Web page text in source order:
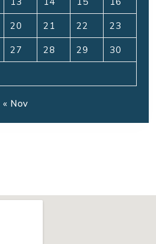
20 21 22 23
27 28 29 30
« Nov